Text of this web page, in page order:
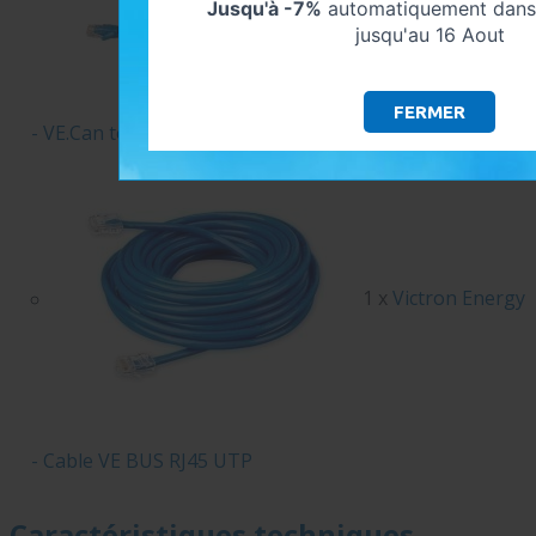
- VE.Can to CAN-bus BMS
1 x Victron Energy
- Cable VE BUS RJ45 UTP
Jusqu'à -7% automatiquement
jusqu'au 16 Aout
FERMER